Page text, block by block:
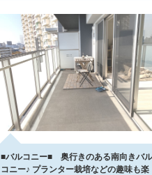
■バルコニー■ 奥行きのある南向きバル
コニー♪ プランター栽培などの趣味も楽